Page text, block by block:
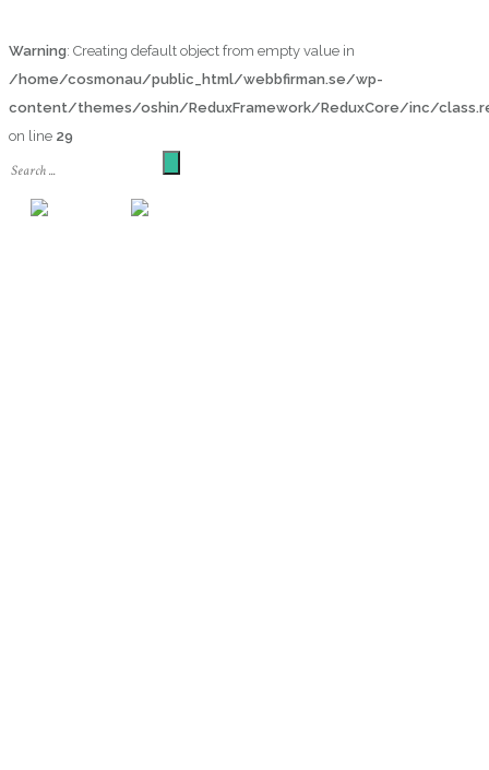
Warning: Creating default object from empty value in
/home/cosmonau/public_html/webbfirman.se/wp-
content/themes/oshin/ReduxFramework/ReduxCore/inc/
on line 29